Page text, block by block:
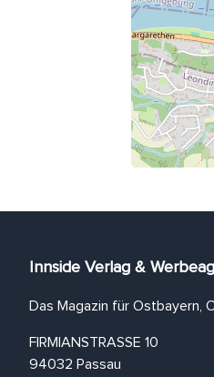
Innside Verlag &
Das Magazin für Ostbayern,
FIRMIANSTRASSE 10
94032 Passau